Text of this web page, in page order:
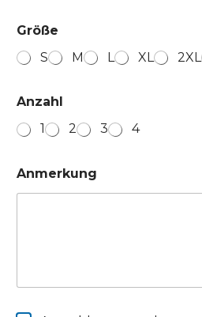
Größe
S
M L XL 2XL
Anzahl
1
2 3 4
Anmerkung